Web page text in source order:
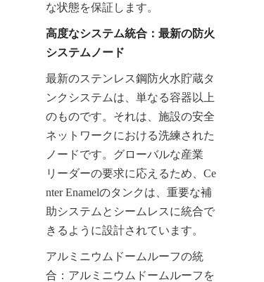
な状態を保証します。
高度なシステム統合：最新の防火
システムノード
最新のステンレス鋼防火水貯蔵タ
ンクシステムは、単なる容器以上
のものです。それは、施設の安全
ネットワークにおける洗練された
ノードです。グローバルな産業
リーダーの要求に応えるため、Ce
nter Enamelのタンクは、重要な補
助システムとシームレスに統合で
きるように設計されています。
アルミニウムドームルーフの統
合：アルミニウムドームルーフを